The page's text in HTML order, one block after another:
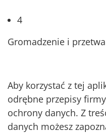
4
Gromadzenie i
Aby korzystać z tej
odrębne przepisy
ochrony danych. Z
danych możesz